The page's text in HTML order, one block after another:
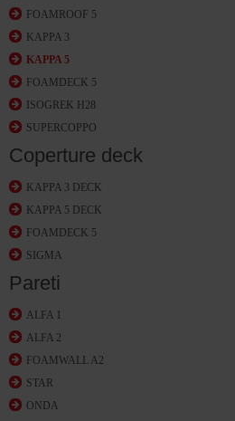
FOAMROOF 5
KAPPA 3
KAPPA 5
FOAMDECK 5
ISOGREK H28
SUPERCOPPO
Coperture deck
KAPPA 3 DECK
KAPPA 5 DECK
FOAMDECK 5
SIGMA
Pareti
ALFA 1
ALFA 2
FOAMWALL A2
STAR
ONDA